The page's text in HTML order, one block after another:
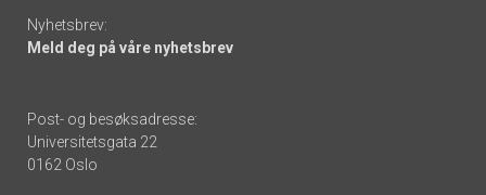
Nyhetsbrev:
Meld deg på våre nyhetsbrev
Post- og besøksadresse:
Universitetsgata 22
0162 Oslo